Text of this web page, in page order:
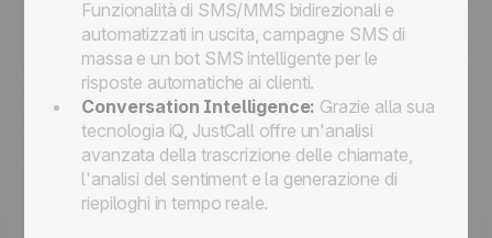
Funzionalità di SMS/MMS bidirezionali e
automatizzati in uscita, campagne SMS di
massa e un bot SMS intelligente per le
risposte automatiche ai clienti.
Conversation Intelligence: Grazie alla sua
tecnologia iQ, JustCall offre un'analisi
avanzata della trascrizione delle chiamate,
l'analisi del sentiment e la generazione di
riepiloghi in tempo reale.